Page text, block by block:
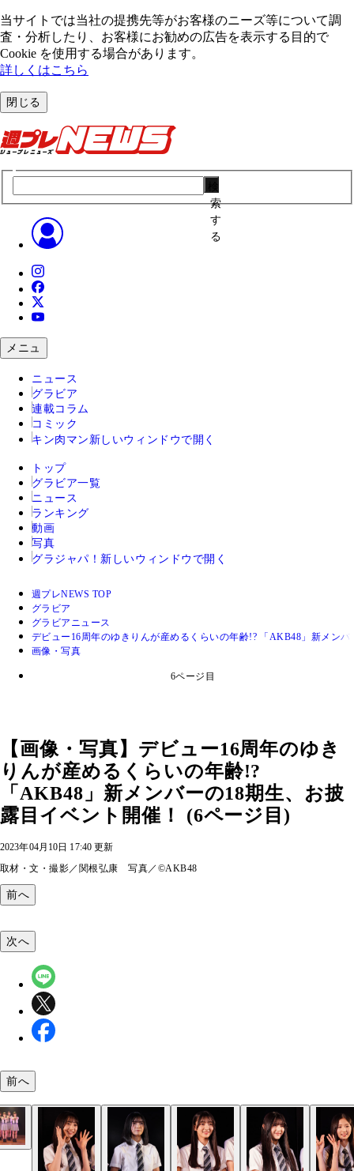
当サイトでは当社の提携先等がお客様のニーズ等について調
査・分析したり、お客様にお勧めの広告を表⽰する⽬的で
Cookie を使⽤する場合があります。
詳しくはこちら
閉じる
索
す
る
メニュ
ニュース
グラビア
連載コラム
コミック
キン肉マン 新しいウィンドウで開く
トップ
グラビア一覧
ニュース
ランキング
動画
写真
グラジャパ！ 新しいウィンドウで開く
週プレNEWS TOP
グラビア
グラビアニュース
デビュー16周年のゆきりんが産めるくらいの年齢!? 「AKB48」新メン
画像・写真
6ページ目
【画像・写真】デビュー16周年のゆき
りんが産めるくらいの年齢!?
「AKB48」新メンバーの18期生、お披
露目イベント開催！ (6ページ目)
2023年04月10日 17:40 更新
取材・文・撮影／関根弘康 写真／©AKB48
前へ
次へ
前へ